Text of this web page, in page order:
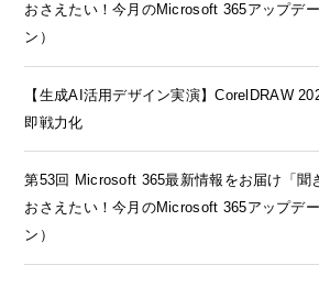
おさえたい！今月のMicrosoft 365アップデ
ン）
【生成AI活用デザイン実演】CorelDRAW
即戦力化
第53回 Microsoft 365最新情報をお届け「聞
おさえたい！今月のMicrosoft 365アップデ
ン）